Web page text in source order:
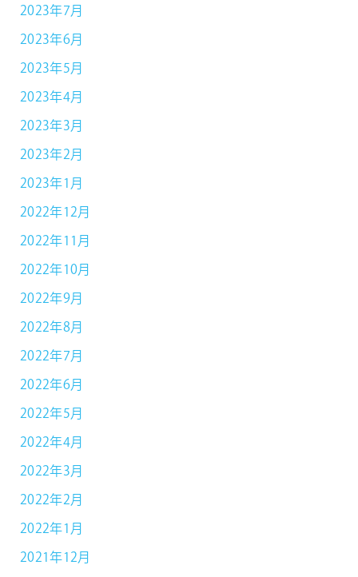
2023年7月
2023年6月
2023年5月
2023年4月
2023年3月
2023年2月
2023年1月
2022年12月
2022年11月
2022年10月
2022年9月
2022年8月
2022年7月
2022年6月
2022年5月
2022年4月
2022年3月
2022年2月
2022年1月
2021年12月